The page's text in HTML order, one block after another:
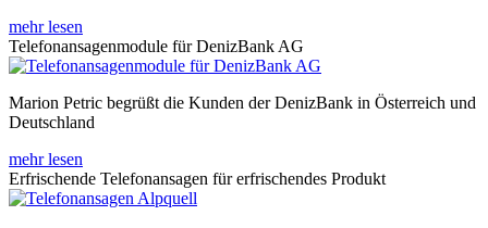
mehr lesen
Telefonansagenmodule für DenizBank AG
Marion Petric begrüßt die Kunden der DenizBank in Österreich und
Deutschland
mehr lesen
Erfrischende Telefonansagen für erfrischendes Produkt